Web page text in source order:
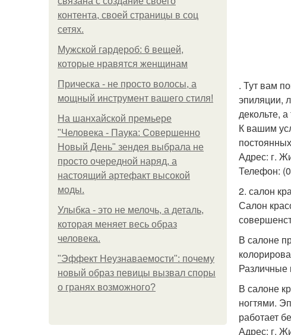
контента, своей страницы в соц
сетях.
Мужской гардероб: 6 вещей,
которые нравятся женщинам
Прическа - не просто волосы, а
мощный инструмент вашего стиля!
На шанхайской премьере
"Человека - Паука: Совершенно
Новый День" зендея выбрала не
просто очередной наряд, а
настоящий артефакт высокой
моды.
Улыбка - это не мелочь, а деталь,
которая меняет весь образ
человека.
"Эффект Неузнаваемости": почему
новый образ певицы вызвал споры
о гранях возможного?
. Тут вам
эпиляции,
декольте,
К вашим
Адрес: г.
Телефон:
2. салон
Салон
В салоне
Различные
В салоне
ногтями.
работает
Адрес: г.